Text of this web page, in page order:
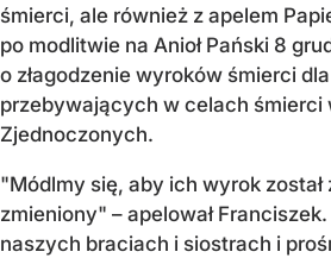
śmierci, ale również z apelem
po modlitwie na Anioł Pański 8
o złagodzenie wyroków śmierci
przebywających w celach śmierci
Zjednoczonych.
"Módlmy się, aby ich wyrok został
zmieniony" – apelował
naszych braciach i siostrach i